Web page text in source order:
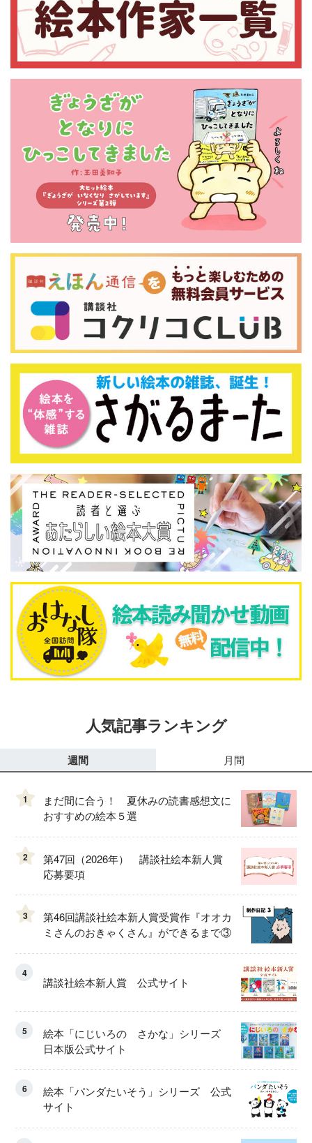
人気記事ランキング
週間 月間
1
まだ間に合う！ 夏休みの読書感想文に
おすすめの絵本５選
2
第47回（2026年） 講談社絵本新人賞
応募要項
3
第46回講談社絵本新人賞受賞作『オオカ
ミさんのおきゃくさん』ができるまで③
4
講談社絵本新人賞 公式サイト
5
絵本「にじいろの さかな」シリーズ
日本版公式サイト
6
絵本「パンダたいそう」シリーズ 公式
サイト